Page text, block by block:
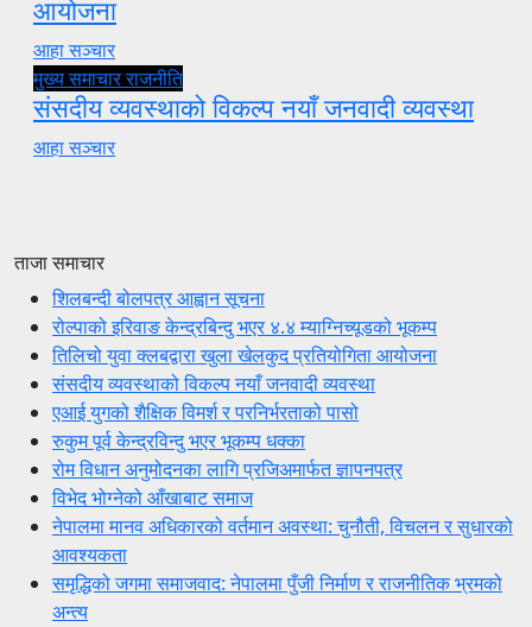
आयोजना
आहा सञ्चार
मुख्य समाचारराजनीति
संसदीय व्यवस्थाको विकल्प नयाँ जनवादी व्यवस्था
आहा सञ्चार
ताजा समाचार
शिलबन्दी बोलपत्र आह्वान सूचना
रोल्पाको इरिवाङ केन्द्रबिन्दु भएर ४.४ म्याग्निच्यूडको भूकम्प
तिलिचो युवा क्लबद्वारा खुला खेलकुद प्रतियोगिता आयोजना
संसदीय व्यवस्थाको विकल्प नयाँ जनवादी व्यवस्था
एआई युगको शैक्षिक विमर्श र परनिर्भरताको पासो
रुकुम पूर्व केन्द्रविन्दु भएर भूकम्प धक्का
रोम विधान अनुमोदनका लागि प्रजिअमार्फत ज्ञापनपत्र
विभेद भोग्नेको आँखाबाट समाज
नेपालमा मानव अधिकारको वर्तमान अवस्था: चुनौती, विचलन र सुधारको
आवश्यकता
समृद्धिको जगमा समाजवाद: नेपालमा पुँजी निर्माण र राजनीतिक भ्रमको
अन्त्य